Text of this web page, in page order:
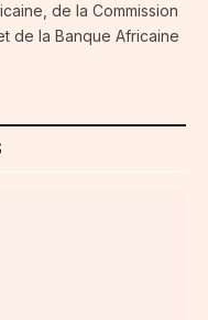
de la Commission
de la Banque Africaine